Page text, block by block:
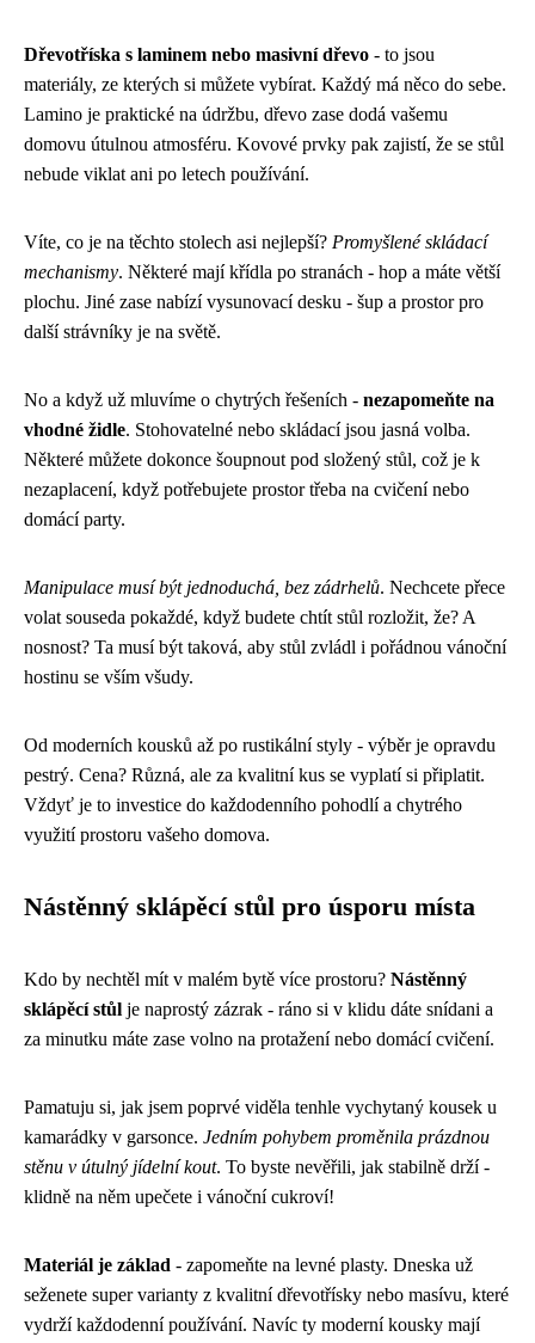
Dřevotříska s laminem nebo masivní dřevo - to jsou
materiály, ze kterých si můžete vybírat. Každý má něco do sebe.
Lamino je praktické na údržbu, dřevo zase dodá vašemu
domovu útulnou atmosféru. Kovové prvky pak zajistí, že se stůl
nebude viklat ani po letech používání.
Víte, co je na těchto stolech asi nejlepší? Promyšlené skládací
mechanismy. Některé mají křídla po stranách - hop a máte větší
plochu. Jiné zase nabízí vysunovací desku - šup a prostor pro
další strávníky je na světě.
No a když už mluvíme o chytrých řešeních - nezapomeňte na
vhodné židle. Stohovatelné nebo skládací jsou jasná volba.
Některé můžete dokonce šoupnout pod složený stůl, což je k
nezaplacení, když potřebujete prostor třeba na cvičení nebo
domácí party.
Manipulace musí být jednoduchá, bez zádrhelů. Nechcete přece
volat souseda pokaždé, když budete chtít stůl rozložit, že? A
nosnost? Ta musí být taková, aby stůl zvládl i pořádnou vánoční
hostinu se vším všudy.
Od moderních kousků až po rustikální styly - výběr je opravdu
pestrý. Cena? Různá, ale za kvalitní kus se vyplatí si připlatit.
Vždyť je to investice do každodenního pohodlí a chytrého
využití prostoru vašeho domova.
Nástěnný sklápěcí stůl pro úsporu místa
Kdo by nechtěl mít v malém bytě více prostoru? Nástěnný
sklápěcí stůl je naprostý zázrak - ráno si v klidu dáte snídani a
za minutku máte zase volno na protažení nebo domácí cvičení.
Pamatuju si, jak jsem poprvé viděla tenhle vychytaný kousek u
kamarádky v garsonce. Jedním pohybem proměnila prázdnou
stěnu v útulný jídelní kout. To byste nevěřili, jak stabilně drží -
klidně na něm upečete i vánoční cukroví!
Materiál je základ - zapomeňte na levné plasty. Dneska už
seženete super varianty z kvalitní dřevotřísky nebo masívu, které
vydrží každodenní používání. Navíc ty moderní kousky mají